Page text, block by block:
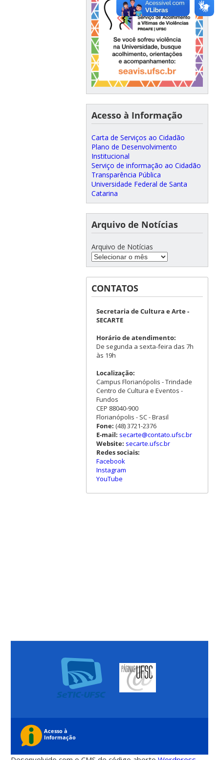
Acesso à Informação
Carta de Serviços ao Cidadão
Plano de Desenvolvimento
Institucional
Serviço de informação ao Cidadão
Transparência Pública
Universidade Federal de Santa
Catarina
Arquivo de Notícias
Arquivo de Notícias
CONTATOS
Secretaria de Cultura e Arte -
SECARTE
Horário de atendimento:
De segunda a sexta-feira das 7h
às 19h
Localização:
Campus Florianópolis - Trindade
Centro de Cultura e Eventos -
Fundos
CEP 88040-900
Florianópolis - SC - Brasil
Fone: (48) 3721-2376
E-mail: secarte@contato.ufsc.br
Website: secarte.ufsc.br
Redes sociais:
Facebook
Instagram
YouTube